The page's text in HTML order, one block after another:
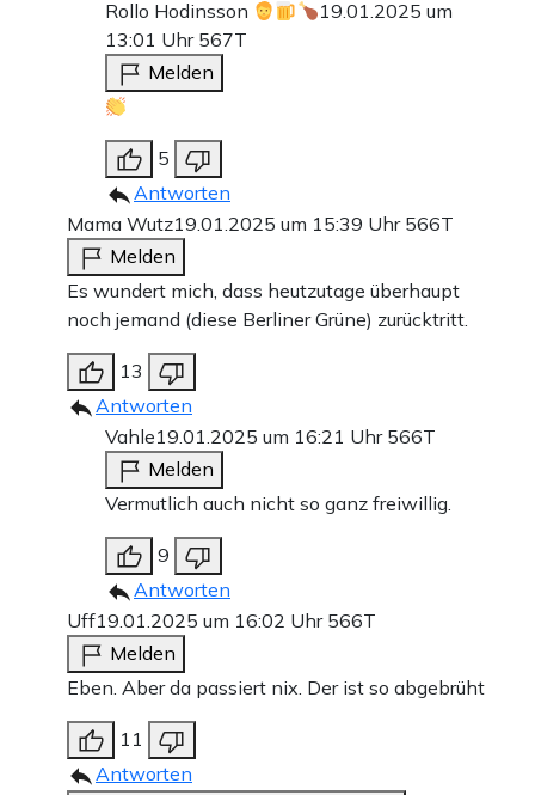
Rollo Hodinsson
19.01.2025 um
13:01 Uhr 567T
Melden
5
Antworten
Mama Wutz19.01.2025 um 15:39 Uhr 566T
Melden
Es wundert mich, dass heutzutage überhaupt
noch jemand (diese Berliner Grüne) zurücktritt.
13
Antworten
Vahle19.01.2025 um 16:21 Uhr 566T
Melden
Vermutlich auch nicht so ganz freiwillig.
9
Antworten
Uff19.01.2025 um 16:02 Uhr 566T
Melden
Eben. Aber da passiert nix. Der ist so abgebrüht
11
Antworten